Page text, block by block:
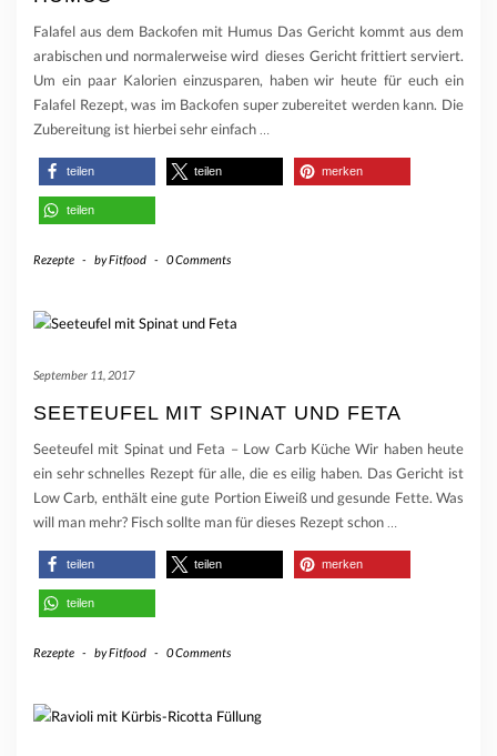
Falafel aus dem Backofen mit Humus Das Gericht kommt aus dem
arabischen und normalerweise wird dieses Gericht frittiert serviert.
Um ein paar Kalorien einzusparen, haben wir heute für euch ein
Falafel Rezept, was im Backofen super zubereitet werden kann. Die
Zubereitung ist hierbei sehr einfach
teilen teilen merken
teilen
Rezepte - byFitfood - 0 Comments
September 11, 2017
SEETEUFEL MIT SPINAT UND FETA
Seeteufel mit Spinat und Feta – Low Carb Küche Wir haben heute
ein sehr schnelles Rezept für alle, die es eilig haben. Das Gericht ist
Low Carb, enthält eine gute Portion Eiweiß und gesunde Fette. Was
will man mehr? Fisch sollte man für dieses Rezept schon
teilen teilen merken
teilen
Rezepte - byFitfood - 0 Comments